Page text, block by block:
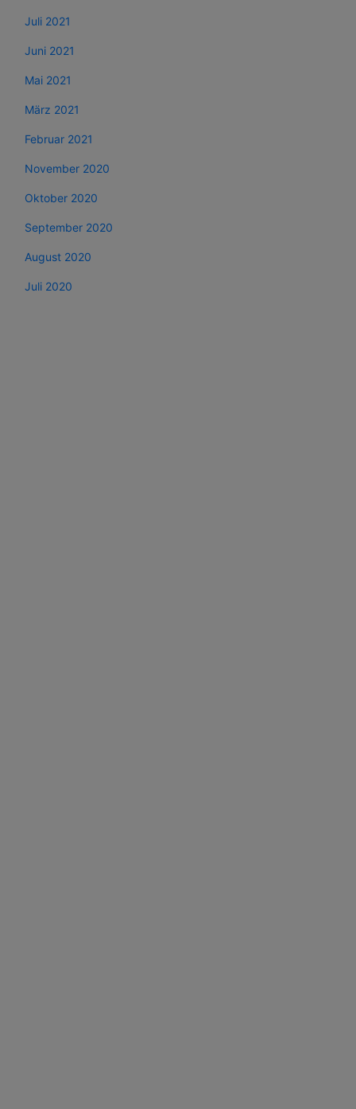
Juli 2021
Juni 2021
Mai 2021
März 2021
Februar 2021
November 2020
Oktober 2020
September 2020
August 2020
Juli 2020